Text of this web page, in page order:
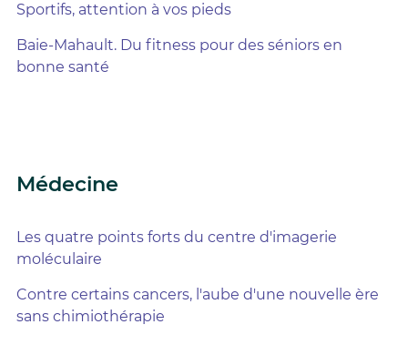
Sportifs, attention à vos pieds
Baie-Mahault. Du fitness pour des séniors en
bonne santé
Médecine
Les quatre points forts du centre d'imagerie
moléculaire
Contre certains cancers, l'aube d'une nouvelle ère
sans chimiothérapie